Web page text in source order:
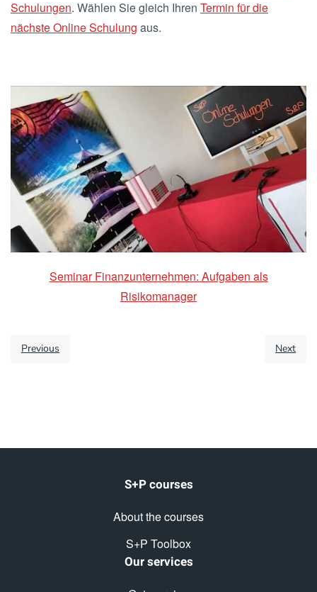
Schulungen. Wählen Sie gleich Ihren Termin für die
nächste Online Schulung aus.
Seminar Finanzunternehmen: Aufgaben als
Risikomanager
Previous Next
S+P courses
About the courses
S+P Toolbox
Our services